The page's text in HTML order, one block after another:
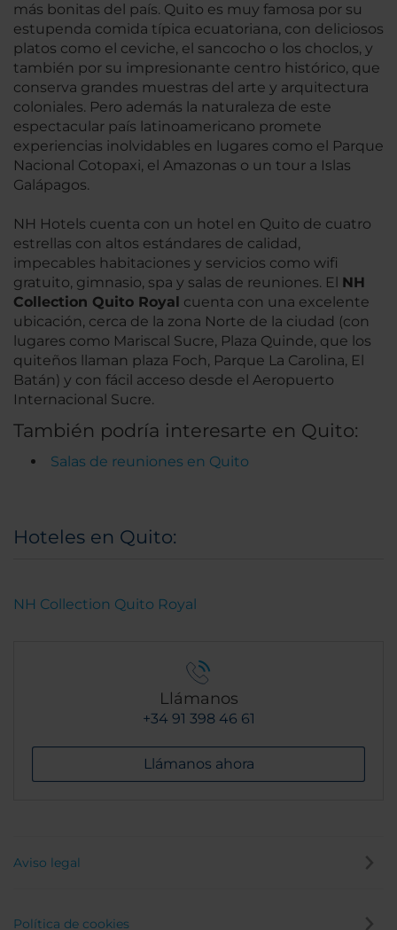
más bonitas del país. Quito es muy famosa por su
estupenda comida típica ecuatoriana, con deliciosos
platos como el ceviche, el sancocho o los choclos, y
también por su impresionante centro histórico, que
conserva grandes muestras del arte y arquitectura
coloniales. Pero además la naturaleza de este
espectacular país latinoamericano promete
experiencias inolvidables en lugares como el Parque
Nacional Cotopaxi, el Amazonas o un tour a Islas
Galápagos.
NH Hotels cuenta con un hotel en Quito de cuatro
estrellas con altos estándares de calidad,
impecables habitaciones y servicios como wifi
gratuito, gimnasio, spa y salas de reuniones. El NH
Collection Quito Royal cuenta con una excelente
ubicación, cerca de la zona Norte de la ciudad (con
lugares como Mariscal Sucre, Plaza Quinde, que los
quiteños llaman plaza Foch, Parque La Carolina, El
Batán) y con fácil acceso desde el Aeropuerto
Internacional Sucre.
También podría interesarte en Quito:
Salas de reuniones en Quito
Hoteles en Quito:
NH Collection Quito Royal
Llámanos
+34 91 398 46 61
Llámanos ahora
Aviso legal
Política de cookies